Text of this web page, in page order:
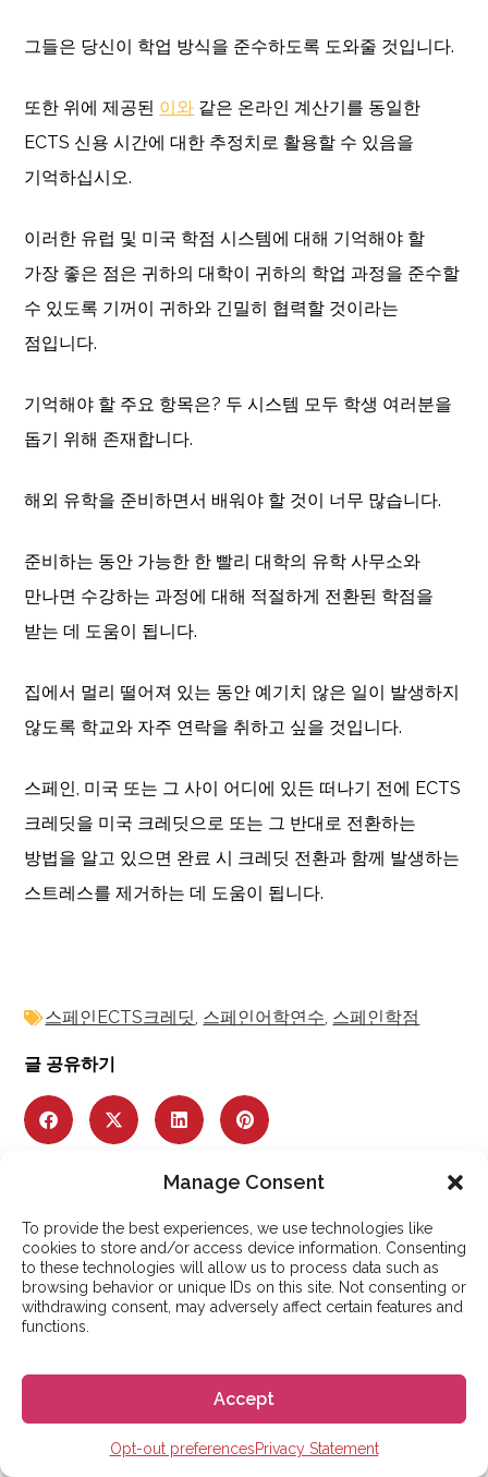
Manage Consent
To provide the best experiences, we use technologies like
cookies to store and/or access device information. Consenting
to these technologies will allow us to process data such as
browsing behavior or unique IDs on this site. Not consenting or
withdrawing consent, may adversely affect certain features and
functions.
Accept
Opt-out preferencesPrivacy Statement
그들은 당신이 학업 방식을 준수하도록 도와줄 것입니다.
또한 위에 제공된 이와 같은 온라인 계산기를 동일한
ECTS 신용 시간에 대한 추정치로 활용할 수 있음을
기억하십시오.
이러한 유럽 및 미국 학점 시스템에 대해 기억해야 할
가장 좋은 점은 귀하의 대학이 귀하의 학업 과정을 준수할
수 있도록 기꺼이 귀하와 긴밀히 협력할 것이라는
점입니다.
기억해야 할 주요 항목은? 두 시스템 모두 학생 여러분을
돕기 위해 존재합니다.
해외 유학을 준비하면서 배워야 할 것이 너무 많습니다.
준비하는 동안 가능한 한 빨리 대학의 유학 사무소와
만나면 수강하는 과정에 대해 적절하게 전환된 학점을
받는 데 도움이 됩니다.
집에서 멀리 떨어져 있는 동안 예기치 않은 일이 발생하지
않도록 학교와 자주 연락을 취하고 싶을 것입니다.
스페인, 미국 또는 그 사이 어디에 있든 떠나기 전에 ECTS
크레딧을 미국 크레딧으로 또는 그 반대로 전환하는
방법을 알고 있으면 완료 시 크레딧 전환과 함께 발생하는
스트레스를 제거하는 데 도움이 됩니다.
스페인ECTS크레딧, 스페인어학연수, 스페인학점
글 공유하기
Youngho Heo
미국과 스페인에서의 거주 경험을 바탕으로, 그중
스페인에서만 7년을 보낸 Youngho는 실용적이면서도
공부하는 것이 어떤 모습인지에 대한 인사이트를
더 많은 기사